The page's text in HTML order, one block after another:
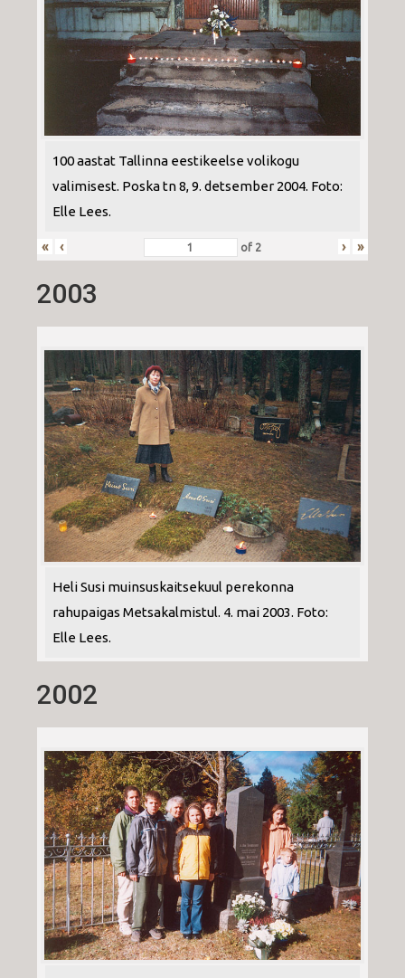
100 aastat Tallinna eestikeelse volikogu
valimisest. Poska tn 8, 9. detsember 2004. Foto:
Elle Lees.
« ‹ of 2 › »
2003
Heli Susi muinsuskaitsekuul perekonna
rahupaigas Metsakalmistul. 4. mai 2003. Foto:
Elle Lees.
2002